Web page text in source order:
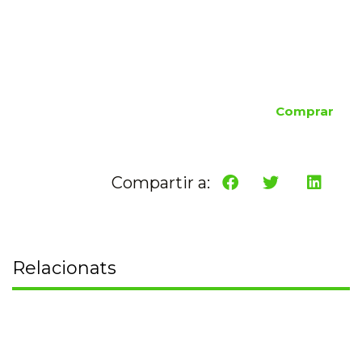
Comprar
Compartir a:
Relacionats